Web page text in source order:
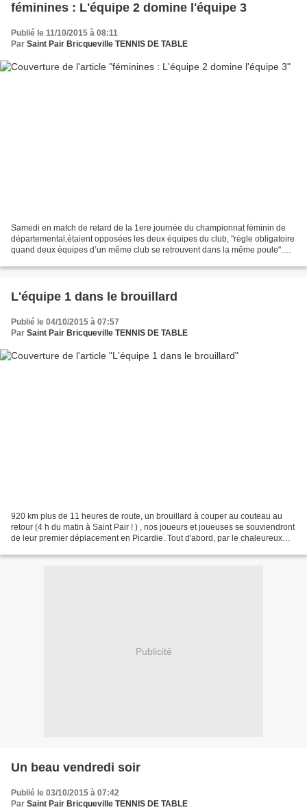
féminines : L'équipe 2 domine l'équipe 3
Publié le 11/10/2015 à 08:11
Par Saint Pair Bricqueville TENNIS DE TABLE
Samedi en match de retard de la 1ere journée du championnat féminin de
départemental,étaient opposées les deux équipes du club, "règle obligatoire
quand deux équipes d’un même club se retrouvent dans la même poule".
L'équipe 1 dans le brouillard
Publié le 04/10/2015 à 07:57
Par Saint Pair Bricqueville TENNIS DE TABLE
920 km plus de 11 heures de route, un brouillard à couper au couteau au
retour (4 h du matin à Saint Pair ! ) , nos joueurs et joueuses se souviendront
de leur premier déplacement en Picardie. Tout d'abord, par le chaleureux
Publicité
Un beau vendredi soir
Publié le 03/10/2015 à 07:42
Par Saint Pair Bricqueville TENNIS DE TABLE